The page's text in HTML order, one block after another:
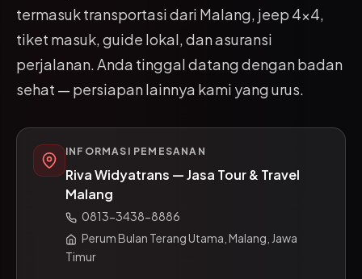
termasuk transportasi dari Malang, jeep 4x4,
tiket masuk, guide lokal, dan asuransi
perjalanan. Anda tinggal datang dengan badan
sehat — persiapan lainnya kami yang urus.
INFORMASI PEMESANAN
Riva Widyatrans — Jasa Tour & Travel
Malang
0813-3438-8886
Perum Bulan Terang Utama, Malang, Jawa
Timur